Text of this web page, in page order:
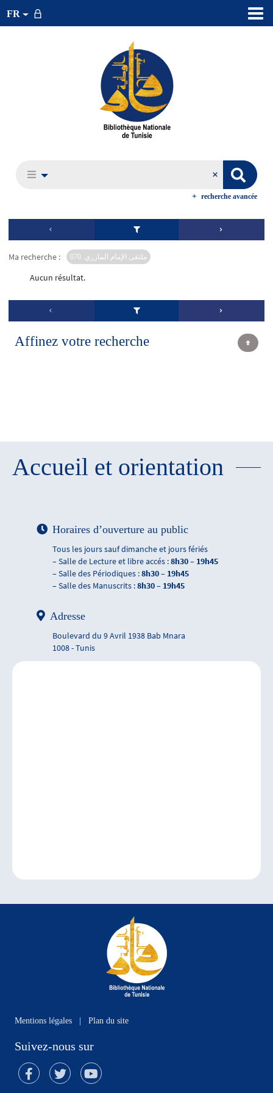
FR
recherche avancée
Ma recherche : ملتقى الإمام المازري. 070
Aucun résultat.
Affinez votre recherche
Accueil et orientation
Horaires d’ouverture au public
Tous les jours sauf dimanche et jours fériés
– Salle de Lecture et libre accés :8h30 – 19h45
– Salle des Périodiques :8h30 – 19h45
– Salle des Manuscrits :8h30 – 19h45
Adresse
Boulevard du 9 Avril 1938 Bab Mnara
1008 - Tunis
Mentions légales Plan du site
Suivez-nous sur